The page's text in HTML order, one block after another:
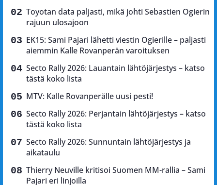
Toyotan data paljasti, mikä johti Sebastien Ogierin
rajuun ulosajoon
EK15: Sami Pajari lähetti viestin Ogierille – paljasti
aiemmin Kalle Rovanperän varoituksen
Secto Rally 2026: Lauantain lähtöjärjestys – katso
tästä koko lista
MTV: Kalle Rovanperälle uusi pesti!
Secto Rally 2026: Perjantain lähtöjärjestys – katso
tästä koko lista
Secto Rally 2026: Sunnuntain lähtöjärjestys ja
aikataulu
Thierry Neuville kritisoi Suomen MM-rallia – Sami
Pajari eri linjoilla